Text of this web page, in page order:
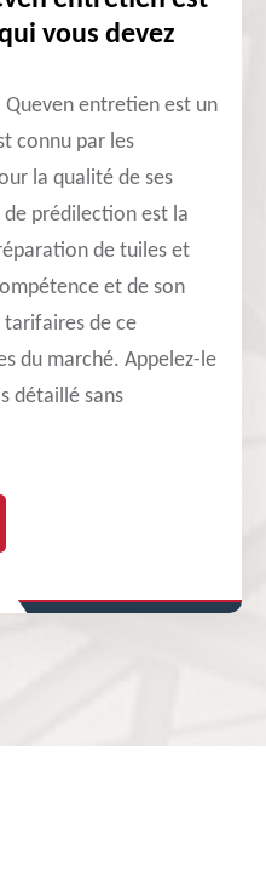
vous devez
entretien est un
connu par les
la qualité de ses
prédilection est la
de tuiles et
et de son
de ce
du marché. Appelez-le
détaillé sans